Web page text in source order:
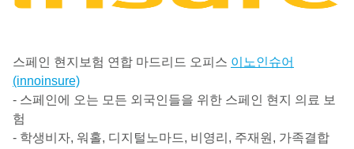
스페인 현지보험 연합 마드리드 오피스 이노인슈어
(innoinsure)
- 스페인에 오는 모든 외국인들을 위한 스페인 현지 의료 보
험
- 학생비자, 워홀, 디지털노마드, 비영리, 주재원, 가족결합